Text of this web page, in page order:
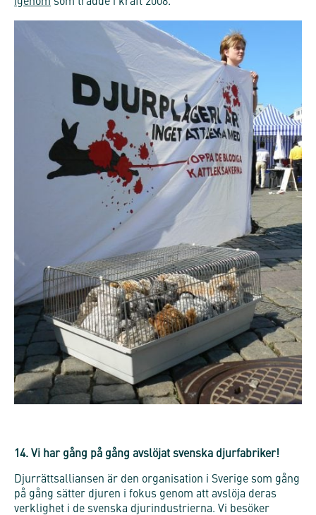
igenom som trädde i kraft 2008.
14. Vi har gång på gång avslöjat svenska djurfabriker!
Djurrättsalliansen är den organisation i Sverige som gång
på gång sätter djuren i fokus genom att avslöja deras
verklighet i de svenska djurindustrierna. Vi besöker